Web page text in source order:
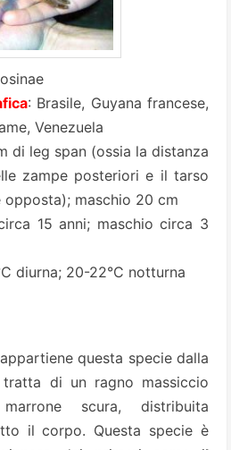
: Brasile, Guyana francese,
Venezuela
di leg span (ossia la distanza
zampe posteriori e il tarso
maschio 20 cm
15 anni; maschio circa 3
diurna; 20-22°C notturna
questa specie dalla
di un ragno massiccio
scura, distribuita
il corpo. Questa specie è